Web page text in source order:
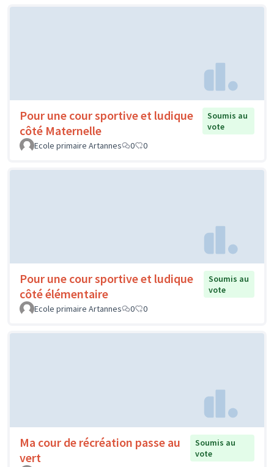
Pour une cour sportive et ludique
côté Maternelle
Soumis au
vote
Ecole primaire Artannes
0 0
Pour une cour sportive et ludique
côté élémentaire
Soumis au
vote
Ecole primaire Artannes
0 0
Ma cour de récréation passe au
vert
Soumis au
vote